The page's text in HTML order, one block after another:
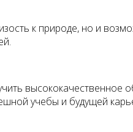
к природе, но и
высококачественное
учебы и будущей